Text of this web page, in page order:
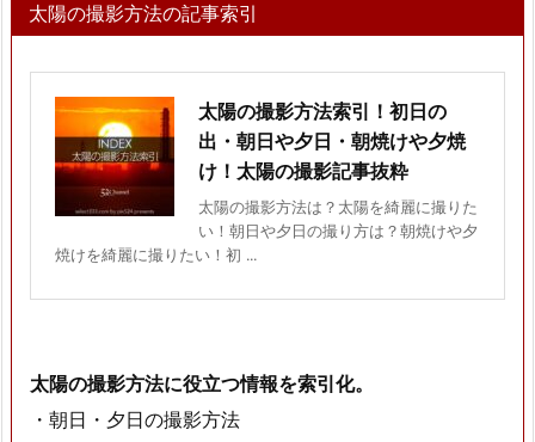
太陽の撮影方法の記事索引
太陽の撮影方法索引！初日の
出・朝日や夕日・朝焼けや夕焼
け！太陽の撮影記事抜粋
太陽の撮影方法は？太陽を綺麗に撮りた
い！朝日や夕日の撮り方は？朝焼けや夕
焼けを綺麗に撮りたい！初 ...
太陽の撮影方法に役立つ情報を索引化。
・朝日・夕日の撮影方法